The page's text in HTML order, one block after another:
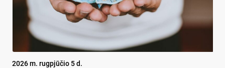
2026 m. rugpjūčio 5 d.